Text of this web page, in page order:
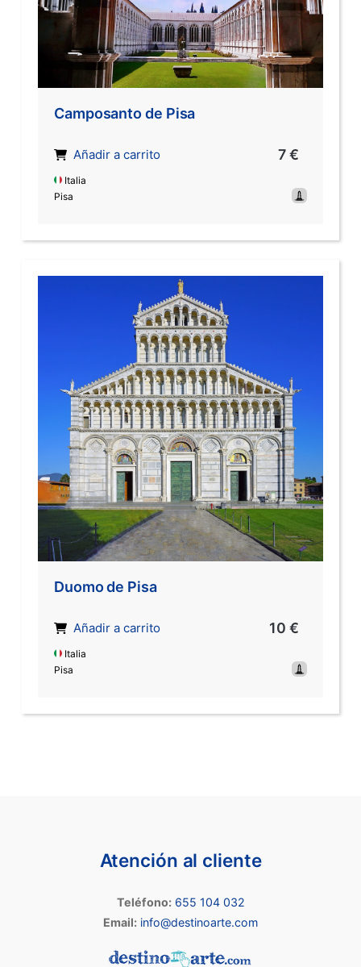
Camposanto de Pisa
Añadir a carrito 7 €
Italia
Pisa
Duomo de Pisa
Añadir a carrito 10 €
Italia
Pisa
Atención al cliente
Teléfono: 655 104 032
Email: info@destinoarte.com